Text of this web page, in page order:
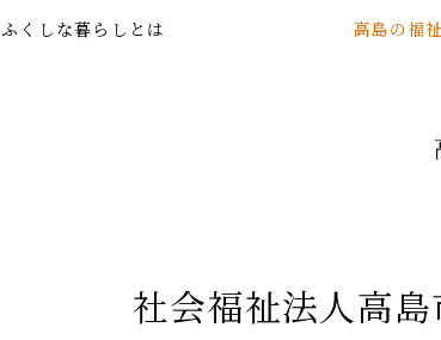
ふくしな暮らしとは 高島の福
社会福祉法人高